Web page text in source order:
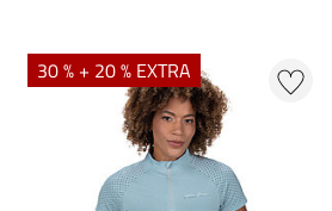
30 % + 20 % EXTRA